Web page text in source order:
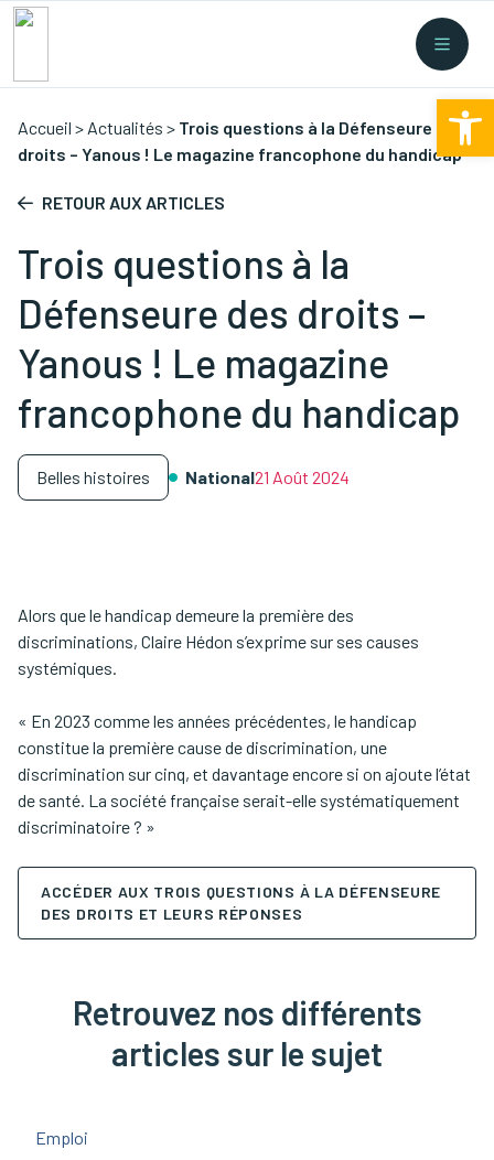
Collectes Nouvelles législations/
Accueil > Actualités > Trois questions à la Défenseure des
droits – Yanous ! Le magazine francophone du handicap
RETOUR AUX ARTICLES
Trois questions à la
Défenseure des droits –
Yanous ! Le magazine
francophone du handicap
Belles histoires National21 Août 2024
Alors que le handicap demeure la première des
discriminations, Claire Hédon s’exprime sur ses causes
systémiques.
« En 2023 comme les années précédentes, le handicap
constitue la première cause de discrimination, une
discrimination sur cinq, et davantage encore si on ajoute l’état
de santé. La société française serait-elle systématiquement
discriminatoire ? »
ACCÉDER AUX TROIS QUESTIONS À LA DÉFENSEURE
DES DROITS ET LEURS RÉPONSES
Retrouvez nos différents
articles sur le sujet
Emploi